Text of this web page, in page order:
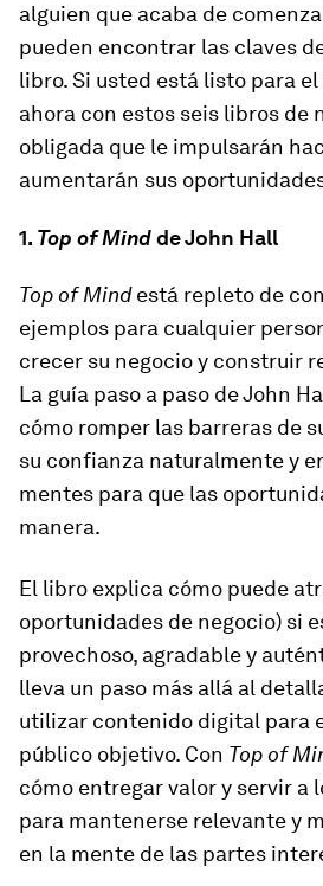
alguien que acaba de
pueden encontrar las claves
libro. Si usted está listo para
ahora con estos seis libros de
obligada que le impulsarán
aumentarán sus
1. Top of Mindde John Hall
Top of Mindestá repleto de
ejemplos para cualquier
crecer su negocio y construir
La guía paso a paso de John
cómo romper las barreras de
su confianza naturalmente y
mentes para que las
manera.
El libro explica cómo puede
oportunidades de negocio) si
provechoso, agradable y
lleva un paso más allá al
utilizar contenido digital para
público objetivo. Con Top of
cómo entregar valor y servir a
para mantenerse relevante y
en la mente de las partes